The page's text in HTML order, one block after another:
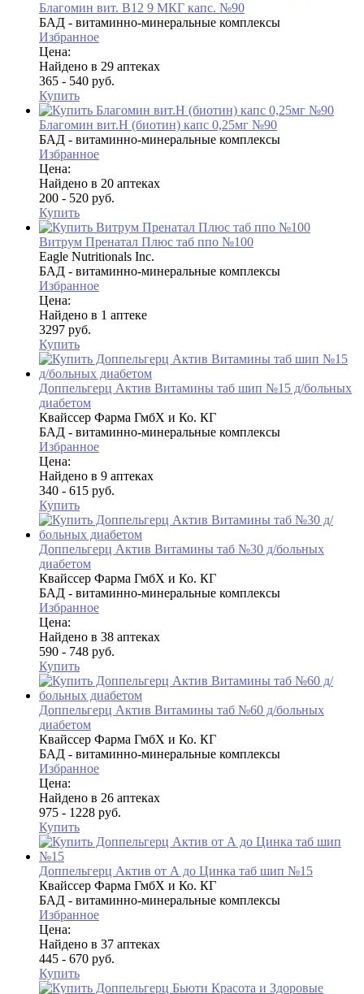
Благомин вит. В12 9 МКГ капс. №90
БАД - витаминно-минеральные комплексы
Избранное
Цена:
Найдено в 29 аптеках
365 - 540 руб.
Купить
Благомин вит.Н (биотин) капс 0,25мг №90
БАД - витаминно-минеральные комплексы
Избранное
Цена:
Найдено в 20 аптеках
200 - 520 руб.
Купить
Витрум Пренатал Плюс таб ппо №100
Eagle Nutritionals Inc.
БАД - витаминно-минеральные комплексы
Избранное
Цена:
Найдено в 1 аптеке
3297 руб.
Купить
Доппельгерц Актив Витамины таб шип №15 д/больных
диабетом
Квайссер Фарма ГмбХ и Ко. КГ
БАД - витаминно-минеральные комплексы
Избранное
Цена:
Найдено в 9 аптеках
340 - 615 руб.
Купить
Доппельгерц Актив Витамины таб №30 д/больных
диабетом
Квайссер Фарма ГмбХ и Ко. КГ
БАД - витаминно-минеральные комплексы
Избранное
Цена:
Найдено в 38 аптеках
590 - 748 руб.
Купить
Доппельгерц Актив Витамины таб №60 д/больных
диабетом
Квайссер Фарма ГмбХ и Ко. КГ
БАД - витаминно-минеральные комплексы
Избранное
Цена:
Найдено в 26 аптеках
975 - 1228 руб.
Купить
Доппельгерц Актив от А до Цинка таб шип №15
Квайссер Фарма ГмбХ и Ко. КГ
БАД - витаминно-минеральные комплексы
Избранное
Цена:
Найдено в 37 аптеках
445 - 670 руб.
Купить